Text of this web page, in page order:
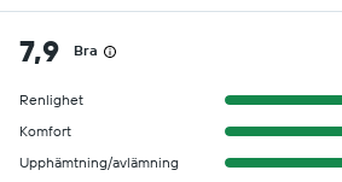
7,9 Bra
Renlighet
Komfort
Upphämtning/avlämning